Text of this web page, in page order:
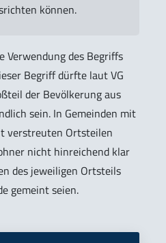
können.
Verwendung des Begriffs
Begriff dürfte laut VG
der Bevölkerung aus
sein. In Gemeinden mit
verstreuten Ortsteilen
nicht hinreichend klar
des jeweiligen Ortsteils
gemeint seien.